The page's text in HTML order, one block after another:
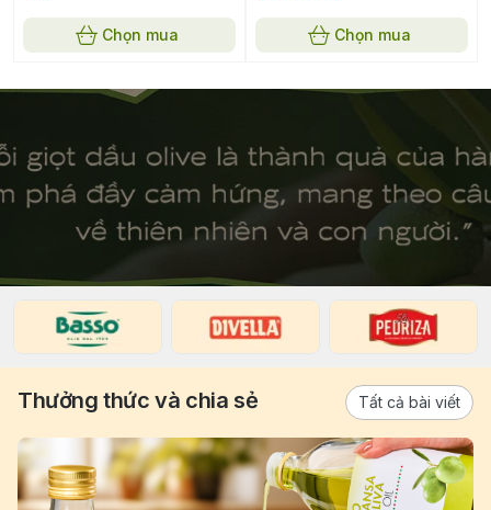
Chọn mua Chọn mua
Thưởng thức và chia sẻ Tất cả bài viết